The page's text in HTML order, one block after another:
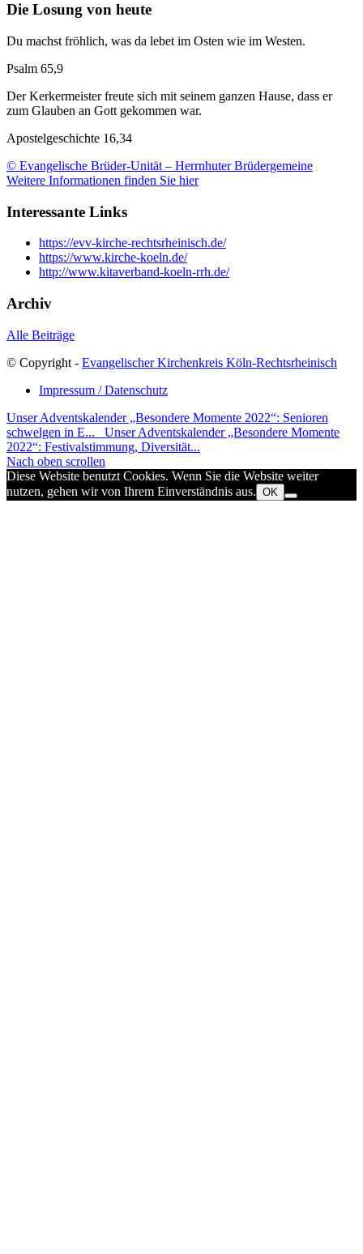
Die Losung von heute
Du machst fröhlich, was da lebet im Osten wie im Westen.
Psalm 65,9
Der Kerkermeister freute sich mit seinem ganzen Hause, dass er
zum Glauben an Gott gekommen war.
Apostelgeschichte 16,34
© Evangelische Brüder-Unität – Herrnhuter Brüdergemeine
Weitere Informationen finden Sie hier
Interessante Links
https://evv-kirche-rechtsrheinisch.de/
https://www.kirche-koeln.de/
http://www.kitaverband-koeln-rrh.de/
Archiv
Alle Beiträge
© Copyright - Evangelischer Kirchenkreis Köln-Rechtsrheinisch
Impressum / Datenschutz
Unser Adventskalender „Besondere Momente 2022“: Senioren
schwelgen in E...
Unser Adventskalender „Besondere Momente
2022“: Festivalstimmung, Diversität...
Nach oben scrollen
Diese Website benutzt Cookies. Wenn Sie die Website weiter
nutzen, gehen wir von Ihrem Einverständnis aus. OK